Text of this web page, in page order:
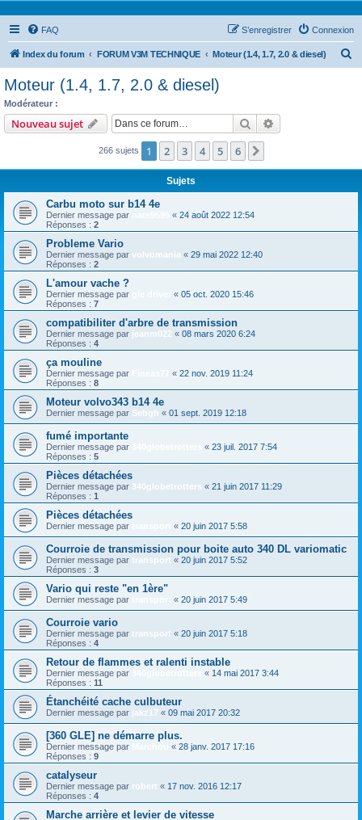
FAQ Connexion
S’enregistrer
Index du forum FORUM V3M TECHNIQUE Moteur (1.4, 1.7, 2.0 & diesel)
c
Moteur (1.4, 1.7, 2.0 & diesel)
Modérateur :
Nouveau sujet Rechercher
266 sujets 1 2 3 4 5 6
Sujets
Carbu moto sur b14 4e
Dernier message par « 24 août 2022 12:54
Réponses : 2
Probleme Vario
Dernier message par volvomania « 29 mai 2022 12:40
Réponses : 2
L'amour vache ?
Dernier message par « 05 oct. 2020 15:46
Réponses : 7
compatibiliter d'arbre de transmission
Dernier message par jeanm022 « 08 mars 2020 6:24
Réponses : 4
ça mouline
Dernier message par « 22 nov. 2019 11:24
Réponses : 8
Moteur volvo343 b14 4e
Dernier message par Sebgh « 01 sept. 2019 12:18
fumé importante
Dernier message par « 23 juil. 2017 7:54
Réponses : 5
Pièces détachées
Dernier message par 340globetrotters « 21 juin 2017 11:29
Réponses : 1
Pièces détachées
Dernier message par « 20 juin 2017 5:58
Courroie de transmission pour boite auto 340 DL variomatic
Dernier message par transport « 20 juin 2017 5:52
Réponses : 3
Vario qui reste "en 1ère"
Dernier message par « 20 juin 2017 5:49
Courroie vario
Dernier message par transport « 20 juin 2017 5:18
Réponses : 4
Retour de flammes et ralenti instable
Dernier message par « 14 mai 2017 3:44
Réponses : 11
Étanchéité cache culbuteur
Dernier message par jakz17 « 09 mai 2017 20:32
[360 GLE] ne démarre plus.
Dernier message par « 28 janv. 2017 17:16
Réponses : 9
catalyseur
Dernier message par robert « 17 nov. 2016 12:17
Réponses : 4
Marche arrière et levier de vitesse